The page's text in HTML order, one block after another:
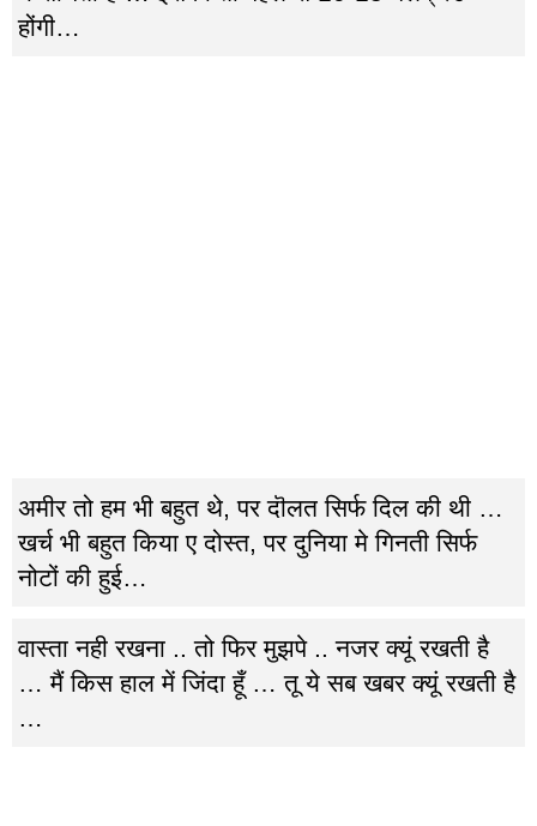
होंगी…
अमीर तो हम भी बहुत थे, पर दॊलत सिर्फ दिल की थी …
खर्च भी बहुत किया ए दोस्त, पर दुनिया मे गिनती सिर्फ
नोटों की हुई…
वास्ता नही रखना .. तो फिर मुझपे .. नजर क्यूं रखती है
… मैं किस हाल में जिंदा हूँ … तू ये सब खबर क्यूं रखती है
…